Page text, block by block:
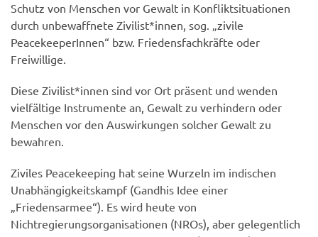
Schutz von Menschen vor Gewalt in Konfliktsituationen
durch unbewaffnete Zivilist*innen, sog. „zivile
PeacekeeperInnen“ bzw. Friedensfachkräfte oder
Freiwillige.
Diese Zivilist*innen sind vor Ort präsent und wenden
vielfältige Instrumente an, Gewalt zu verhindern oder
Menschen vor den Auswirkungen solcher Gewalt zu
bewahren.
Ziviles Peacekeeping hat seine Wurzeln im indischen
Unabhängigkeitskampf (Gandhis Idee einer
„Friedensarmee“). Es wird heute von
Nichtregierungsorganisationen (NROs), aber gelegentlich